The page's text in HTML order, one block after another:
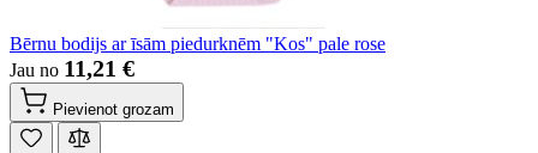
Bērnu bodijs ar īsām piedurknēm "Kos" pale rose
Jau no 11,21 €
Pievienot grozam